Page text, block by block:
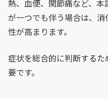
熱、血便、関節痛など、
が一つでも伴う場合は、
性が高まります。
症状を総合的に判断する
要です。